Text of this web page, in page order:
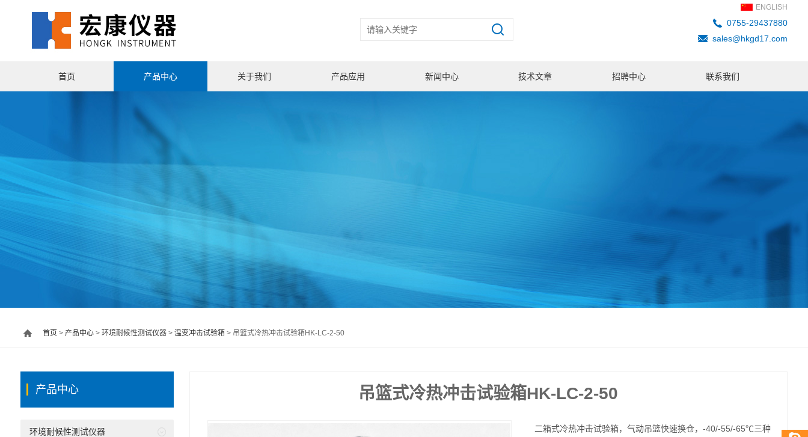
ENGLISH
0755-29437880
sales@hkgd17.com
首页 产品中心 关于我们 产品应用 新闻中心 技术文章 招聘中心 联系我们
首页 > 产品中心> 环境耐候性测试仪器> 温变冲击试验箱 > 吊篮式冷热冲击试验箱HK-LC-2-50
吊篮式冷热冲击试验箱HK-LC-2-50
二箱式冷热冲击试验箱，气动吊篮快速换仓，-40/-55/-65℃三种
产品中心
环境耐候性测试仪器